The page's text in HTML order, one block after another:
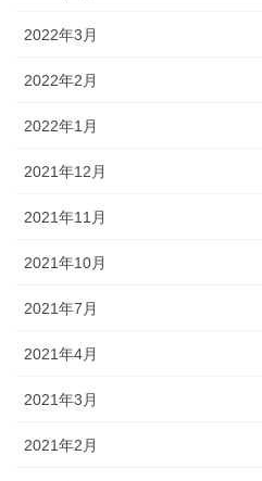
2022年3月
2022年2月
2022年1月
2021年12月
2021年11月
2021年10月
2021年7月
2021年4月
2021年3月
2021年2月